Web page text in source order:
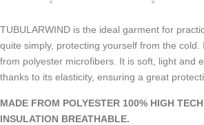
TUBULARWIND is the ideal garment for
quite simply, protecting yourself from the cold.
from polyester microfibers. It is soft, light and
thanks to its elasticity, ensuring a great
MADE FROM POLYESTER 100% HIGH
INSULATION BREATHABLE.